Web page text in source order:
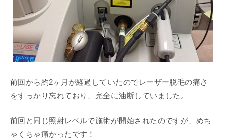
前回から約2ヶ月が経過していたのでレーザー脱毛の痛さ
をすっかり忘れており、完全に油断していました。
前回と同じ照射レベルで施術が開始されたのですが、めち
ゃくちゃ痛かったです！